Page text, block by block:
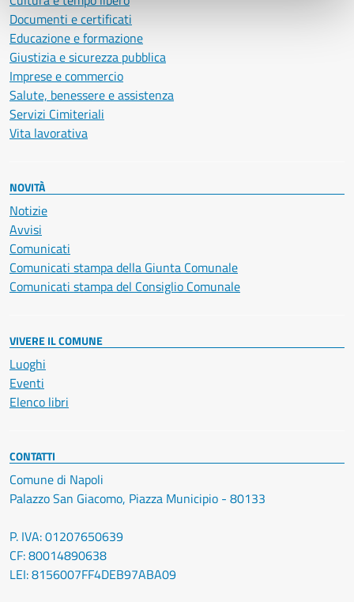
Documenti e certificati
Educazione e formazione
Giustizia e sicurezza pubblica
Imprese e commercio
Salute, benessere e assistenza
Servizi Cimiteriali
Vita lavorativa
NOVITÀ
Notizie
Avvisi
Comunicati
Comunicati stampa della Giunta Comunale
Comunicati stampa del Consiglio Comunale
VIVERE IL COMUNE
Luoghi
Eventi
Elenco libri
CONTATTI
Comune di Napoli
Palazzo San Giacomo, Piazza Municipio - 80133
P. IVA: 01207650639
CF: 80014890638
LEI: 8156007FF4DEB97ABA09